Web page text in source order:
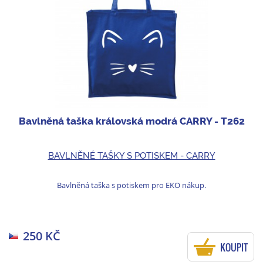
Bavlněná taška královská modrá CARRY - T262
BAVLNĚNÉ TAŠKY S POTISKEM - CARRY
Bavlněná taška s potiskem pro EKO nákup.
250 KČ
KOUPIT